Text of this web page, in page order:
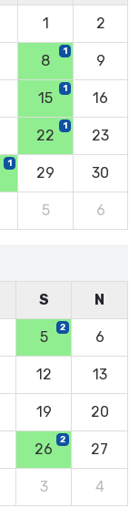
1 2
8
1
9
15
1
16
22
1
23
1
29 30
5 6
S N
5
2
6
12 13
19 20
26
2
27
3 4